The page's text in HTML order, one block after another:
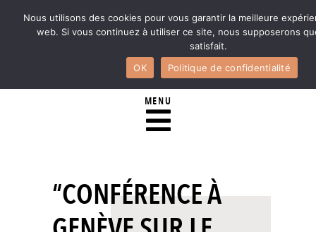
MENU
“CONFÉRENCE À
Nous utilisons des cookies pour vous garantir la meilleure
web. Si vous continuez à utiliser ce site, nous supposerons
satisfait.
OK
Politique de confidentialité